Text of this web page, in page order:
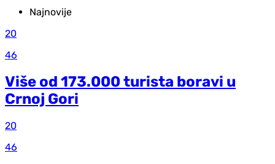
Najnovije
20
46
Više od 173.000 turista boravi u
Crnoj Gori
20
46